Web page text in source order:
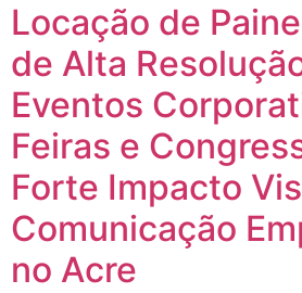
Locação de
de Alta
Eventos
Feiras e
Forte Impacto
Comunicação
no Acre